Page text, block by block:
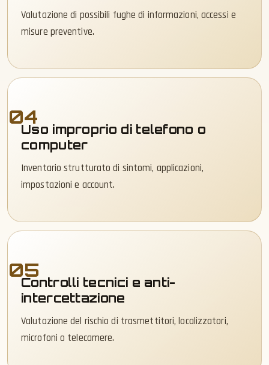
Valutazione di possibili fughe di informazioni, accessi e
misure preventive.
04
Uso improprio di telefono o
computer
Inventario strutturato di sintomi, applicazioni,
impostazioni e account.
05
Controlli tecnici e anti-
intercettazione
Valutazione del rischio di trasmettitori, localizzatori,
microfoni o telecamere.